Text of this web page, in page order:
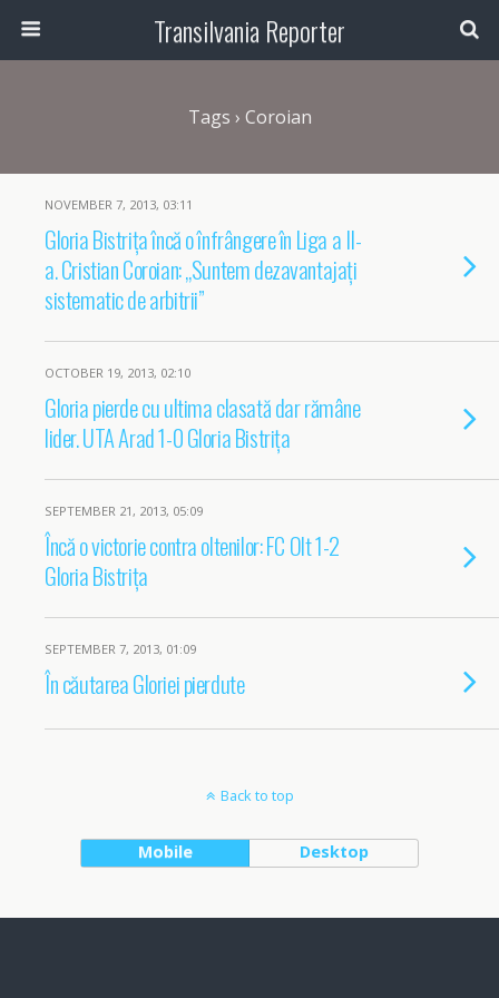
Transilvania Reporter
Tags › Coroian
NOVEMBER 7, 2013, 03:11
Gloria Bistrița încă o înfrângere în Liga a II-
a. Cristian Coroian: „Suntem dezavantajați
sistematic de arbitrii”
OCTOBER 19, 2013, 02:10
Gloria pierde cu ultima clasată dar rămâne
lider. UTA Arad 1-0 Gloria Bistrița
SEPTEMBER 21, 2013, 05:09
Încă o victorie contra oltenilor: FC Olt 1-2
Gloria Bistrița
SEPTEMBER 7, 2013, 01:09
În căutarea Gloriei pierdute
Back to top
Mobile Desktop